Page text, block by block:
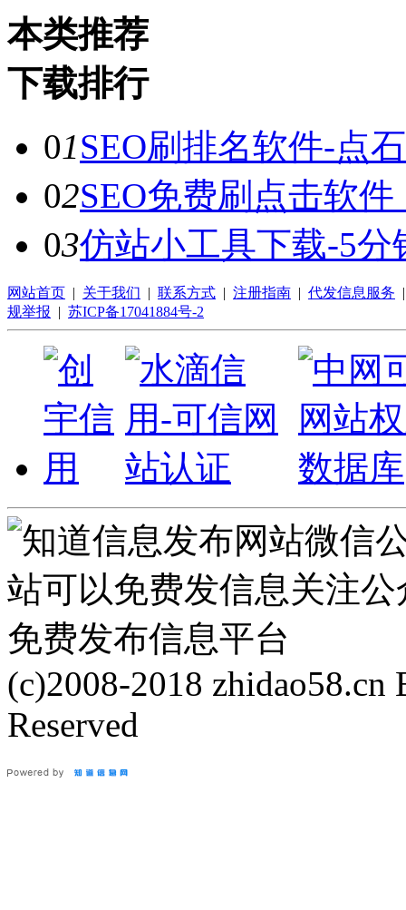
本类推荐
下载排行
01SEO刷排名软件-点
02SEO免费刷点击软
03仿站小工具下载-5分
网站首页 | 关于我们 | 联系方式 | 注册指南 | 代发信息服务
规举报 | 苏ICP备17041884号-2
(c)2008-2018
Reserved